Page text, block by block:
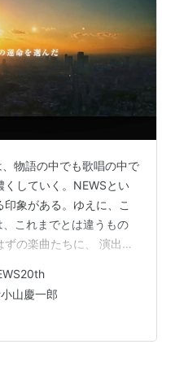
物語の中でも歌唱の中で
くしていく。NEWSとい
象がある。ゆえに、こ
これまでとは違うもの
の楽曲たちに、 演出と
として最も強く感じた
たち3人が出会ったこと
『この人生を選んだこ
く別々で制作されたはず
小山慶一郎